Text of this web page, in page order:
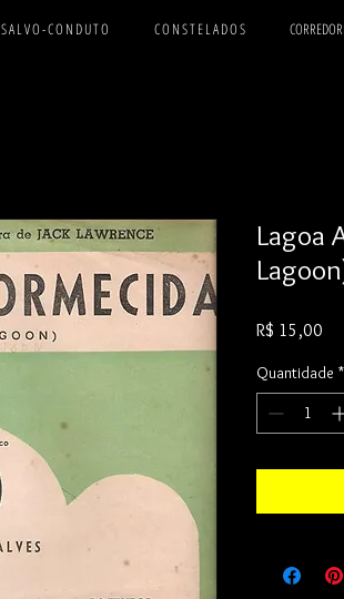
S A L V O - C O N D U T O C O N S T E L A D O S
Lagoa
R$ 15,00
Quantidade *